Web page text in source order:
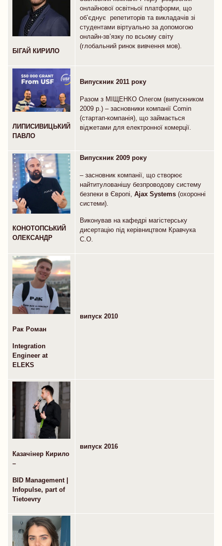
БІГАЙ КИРИЛО
онлайнової освітньої платформи, що
об’єднує репетиторів та викладачів зі
студентами віртуально за допомогою
онлайн-зв’язку по всьому світу
(глобальний ринок вивчення мов).
ЛИПИСИВИЦЬКИЙ
ПАВЛО
Випускник 2011 року
Разом з МІЩЕНКО Олегом (випускником
2009 р.) – засновники компанії Comin
(стартап-компанія), що займається
віджетами для електронної комерції.
КОНОТОПСЬКИЙ
ОЛЕКСАНДР
Випускник 2009 року
– засновник компанії, що створює
найтитулованішу безпроводову систему
безпеки в Європі, Ajax Systems (охоронні
системи).
Виконував на кафедрі магістерську
дисертацію під керівництвом Кравчука
С.О.
Рак Роман
Integration
Engineer at
ELEKS
випуск 2010
Казачінер Кирило
–
BID Management |
Infopulse, part of
Tietoevry
випуск 2016